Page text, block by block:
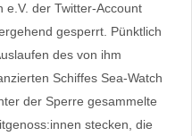
e.V. der Twitter-Account
gesperrt. Pünktlich
des von ihm
Schiffes Sea-Watch
der Sperre gesammelte
stecken, die